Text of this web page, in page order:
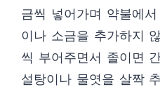
금씩 넣어가며 약불에
이나 소금을 추가하지
씩 부어주면서 졸이면
설탕이나 물엿을 살짝